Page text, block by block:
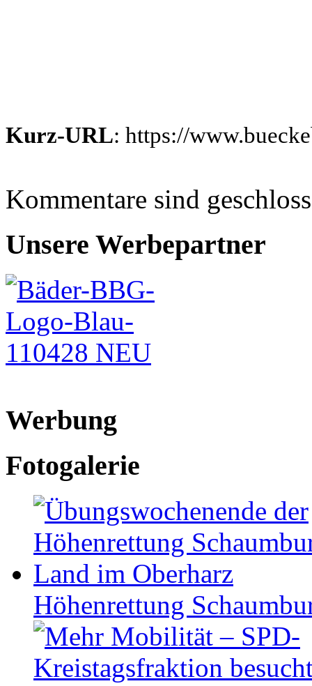
Kurz-URL: https://
Kommentare sind
Unsere Werbepartner
Werbung
Fotogalerie
Höhen­ret­tung